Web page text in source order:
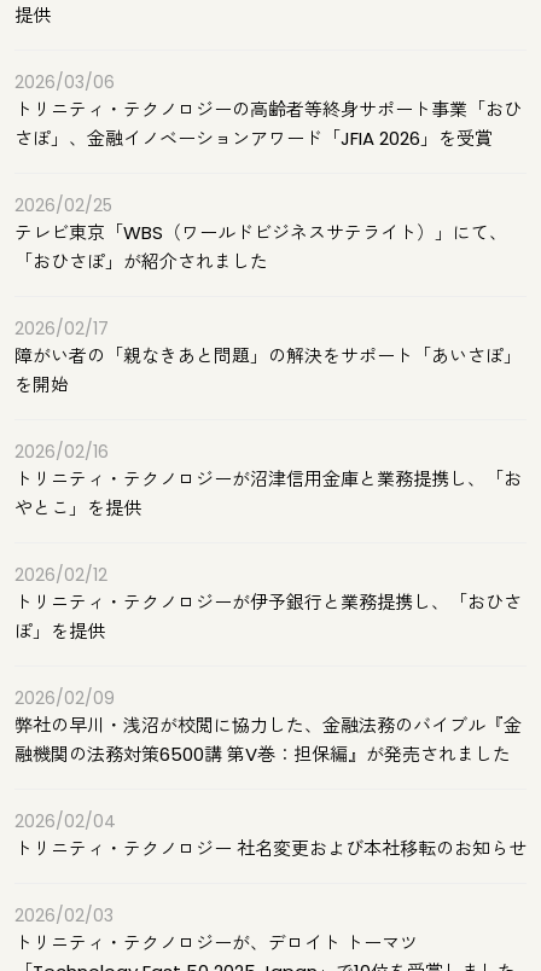
提供
2026/03/06
トリニティ・テクノロジーの高齢者等終身サポート事業「おひ
さぽ」、金融イノベーションアワード「JFIA 2026」を受賞
2026/02/25
テレビ東京「WBS（ワールドビジネスサテライト）」にて、
「おひさぽ」が紹介されました
2026/02/17
障がい者の「親なきあと問題」の解決をサポート「あいさぽ」
を開始
2026/02/16
トリニティ・テクノロジーが沼津信用金庫と業務提携し、「お
やとこ」を提供
2026/02/12
トリニティ・テクノロジーが伊予銀行と業務提携し、「おひさ
ぽ」を提供
2026/02/09
弊社の早川・浅沼が校閲に協力した、金融法務のバイブル『金
融機関の法務対策6500講 第V巻：担保編』が発売されました
2026/02/04
トリニティ・テクノロジー 社名変更および本社移転のお知らせ
2026/02/03
トリニティ・テクノロジーが、デロイト トーマツ